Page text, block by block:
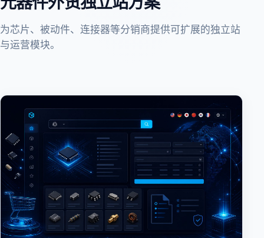
为芯片、被动件、连接器等分销商提供可扩展的独立站
与运营模块。